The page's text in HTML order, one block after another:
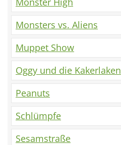
Monsters vs. Aliens
Muppet Show
Oggy und die Kakerlaken
Peanuts
Schlümpfe
Sesamstraße